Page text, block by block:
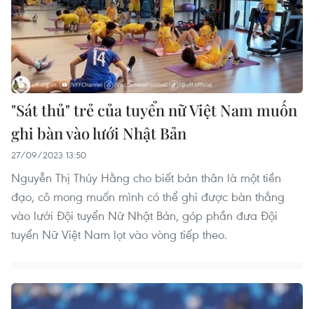
"Sát thủ" trẻ của tuyển nữ Việt Nam muốn
ghi bàn vào lưới Nhật Bản
27/09/2023 13:50
Nguyễn Thị Thúy Hằng cho biết bản thân là một tiền
đạo, cô mong muốn mình có thể ghi được bàn thắng
vào lưới Đội tuyển Nữ Nhật Bản, góp phần đưa Đội
tuyển Nữ Việt Nam lọt vào vòng tiếp theo.